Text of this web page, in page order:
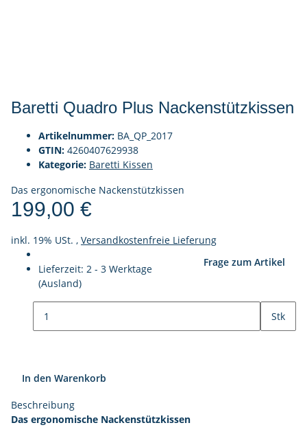
Baretti Quadro Plus Nackenstützkissen
Artikelnummer: BA_QP_2017
GTIN: 4260407629938
Kategorie: Baretti Kissen
Das ergonomische Nackenstützkissen
199,00 €
inkl. 19% USt. , Versandkostenfreie Lieferung
Lieferzeit: 2 - 3 Werktage
(Ausland)
Frage zum Artikel
Stk
In den Warenkorb
Beschreibung
Das ergonomische Nackenstützkissen